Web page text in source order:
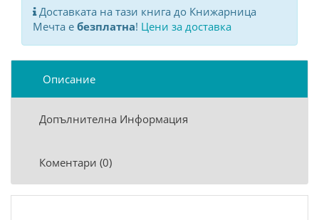
Доставката на тази книга до Книжарница
Мечта е безплатна! Цени за доставка
Описание
Допълнителна Информация
Коментари (0)